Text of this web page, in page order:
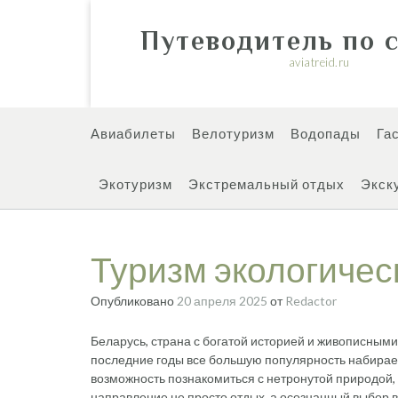
Путеводитель по
aviatreid.ru
Авиабилеты Велотуризм Водопады
Экотуризм Экстремальный отдых
Туризм
Опубликовано 20 апреля 2025 отRedactor
Беларусь, страна с богатой историей и
последние годы все большую популярность
возможность познакомиться с нетронутой